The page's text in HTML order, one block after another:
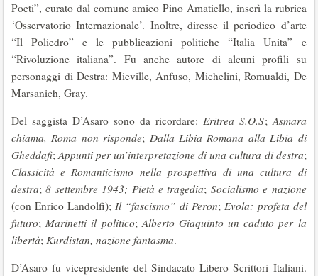
Poeti”, curato dal comune amico Pino Amatiello, inserì la rubrica
‘Osservatorio Internazionale’. Inoltre, diresse il periodico d’arte
“Il Poliedro” e le pubblicazioni politiche “Italia Unita” e
“Rivoluzione italiana”. Fu anche autore di alcuni profili su
personaggi di Destra: Mieville, Anfuso, Michelini, Romualdi, De
Marsanich, Gray.
Del saggista D’Asaro sono da ricordare:Eritrea S.O.S;Asmara
chiama, Roma non risponde; Dalla Libia Romana alla Libia di
Gheddafi;Appunti per un’interpretazione di una cultura di destra;
Classicità e Romanticismo nella prospettiva di una cultura di
destra;8 settembre 1943; Pietà e tragedia; Socialismo e nazione
(con Enrico Landolfi);Il “fascismo” di Peron;Evola: profeta del
futuro;Marinetti il politico;Alberto Giaquinto un caduto per la
libertà; Kurdistan, nazione fantasma.
D’Asaro fu vicepresidente del Sindacato Libero Scrittori Italiani.